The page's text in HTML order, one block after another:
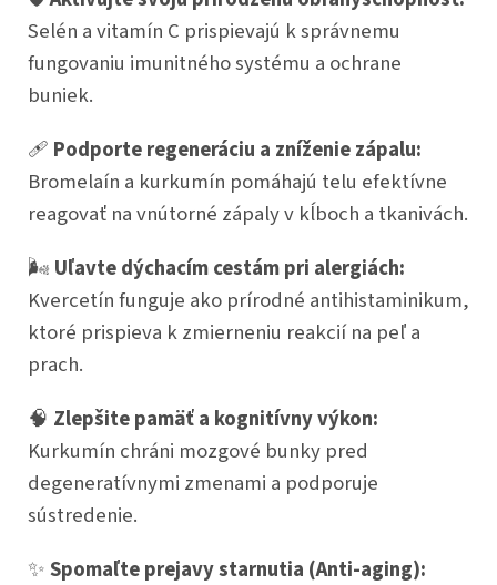
Selén a vitamín C prispievajú k správnemu
fungovaniu imunitného systému a ochrane
buniek.
🩹 Podporte regeneráciu a zníženie zápalu:
Bromelaín a kurkumín pomáhajú telu efektívne
reagovať na vnútorné zápaly v kĺboch a tkanivách.
🌬️ Uľavte dýchacím cestám pri alergiách:
Kvercetín funguje ako prírodné antihistaminikum,
ktoré prispieva k zmierneniu reakcií na peľ a
prach.
🧠 Zlepšite pamäť a kognitívny výkon:
Kurkumín chráni mozgové bunky pred
degeneratívnymi zmenami a podporuje
sústredenie.
✨Spomaľte prejavy starnutia (Anti-aging):